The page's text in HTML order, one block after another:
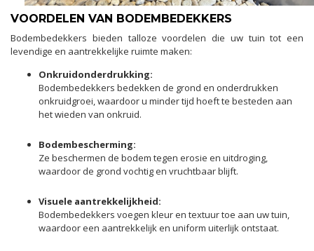
VOORDELEN VAN BODEMBEDEKKERS
Bodembedekkers bieden talloze voordelen die uw tuin tot een
levendige en aantrekkelijke ruimte maken:
Onkruidonderdrukking:
Bodembedekkers bedekken de grond en onderdrukken
onkruidgroei, waardoor u minder tijd hoeft te besteden aan
het wieden van onkruid.
Bodembescherming:
Ze beschermen de bodem tegen erosie en uitdroging,
waardoor de grond vochtig en vruchtbaar blijft.
Visuele aantrekkelijkheid:
Bodembedekkers voegen kleur en textuur toe aan uw tuin,
waardoor een aantrekkelijk en uniform uiterlijk ontstaat.